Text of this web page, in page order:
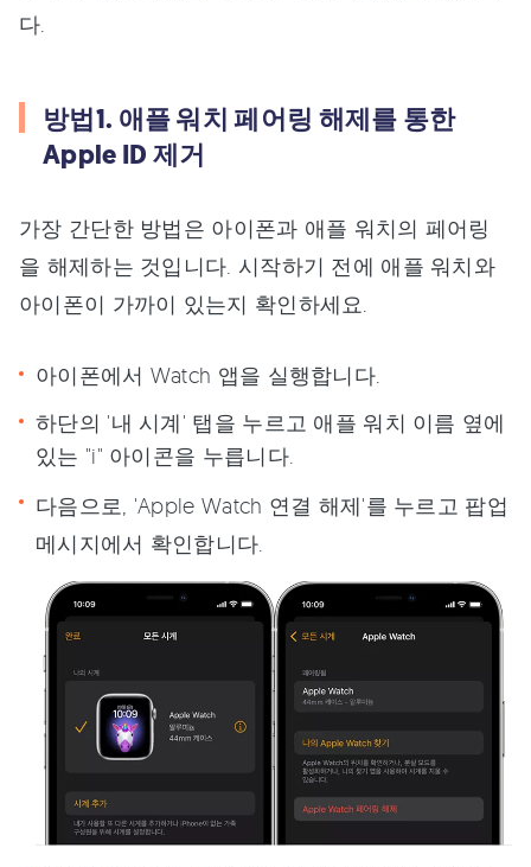
다.
방법1. 애플 워치 페어링 해제를 통한
Apple ID 제거
가장 간단한 방법은 아이폰과 애플 워치의 페어링
을 해제하는 것입니다. 시작하기 전에 애플 워치와
아이폰이 가까이 있는지 확인하세요.
아이폰에서 Watch 앱을 실행합니다.
하단의 '내 시계' 탭을 누르고 애플 워치 이름 옆에
있는 "i" 아이콘을 누릅니다.
다음으로, 'Apple Watch 연결 해제'를 누르고 팝업
메시지에서 확인합니다.